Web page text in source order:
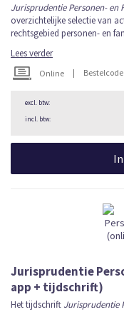
Jurisprudentie Personen- en
overzichtelijke selectie van
rechtsgebied personen- en
Lees verder
Online |
Jurisprudentie
app + tijdschrift)
Het tijdschrift Jurisprudentie